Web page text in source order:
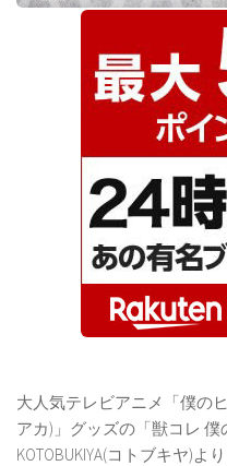
大人気テレビアニメ「僕の
アカ)」グッズの「獣コレ
KOTOBUKIYA(コトブキヤ)